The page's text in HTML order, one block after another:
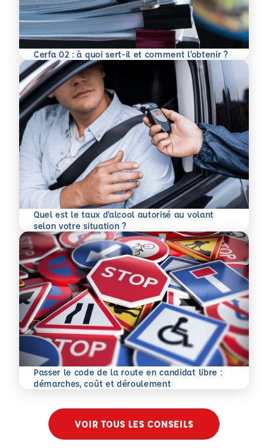
Cerfa 02 : à quoi sert-il et comment l’obtenir ?
En savoir plus
Quel est le taux d’alcool autorisé au volant
selon votre situation ?
En savoir plus
Passer le code de la route en candidat libre :
démarches, coût et déroulement
En savoir plus
VOIR TOUS LES CONSEILS